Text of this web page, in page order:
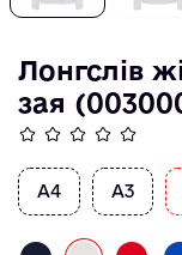
Лонгслів
зая
А4 А3